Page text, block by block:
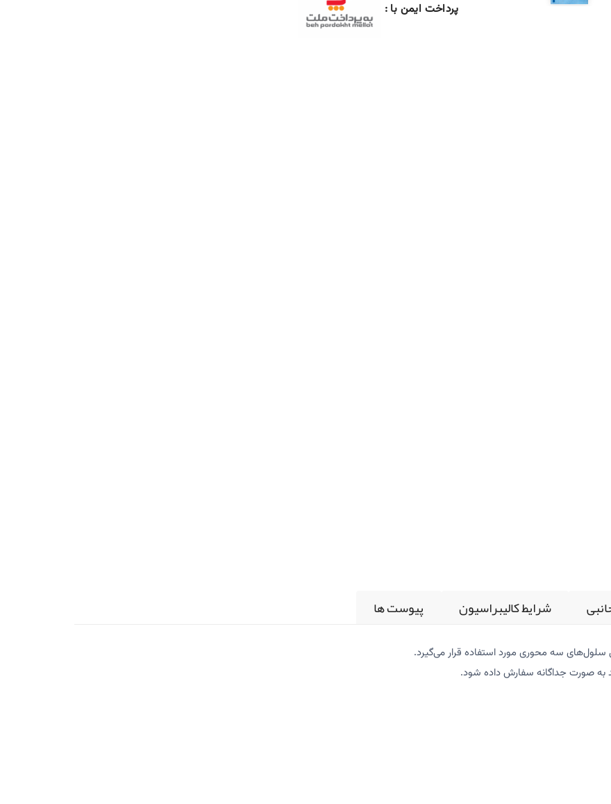
پرداخت ایمن با :
شرایط کالیبراسیون پیوست ها
سه محوری مورد استفاده قرار می‌گیرد.
صورت جداگانه سفارش داده شود.